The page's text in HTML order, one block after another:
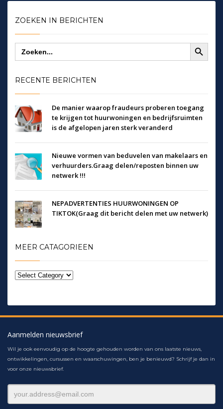
ZOEKEN IN BERICHTEN
Zoek
naar:
Zoekknop
RECENTE BERICHTEN
De manier waarop fraudeurs proberen toegang
te krijgen tot huurwoningen en bedrijfsruimten
is de afgelopen jaren sterk veranderd
Nieuwe vormen van beduvelen van makelaars en
verhuurders.Graag delen/reposten binnen uw
netwerk !!!
NEPADVERTENTIES HUURWONINGEN OP
TIKTOK(Graag dit bericht delen met uw netwerk)
MEER CATAGORIEEN
Aanmelden nieuwsbrief
Wil je ook eenvoudig op de hoogte gehouden worden van ons laatste nieuws,
ontwikkelingen, cursussen en waarschuwingen, ben je benieuwd? Schrijf je dan in
voor onze nieuwsbrief.